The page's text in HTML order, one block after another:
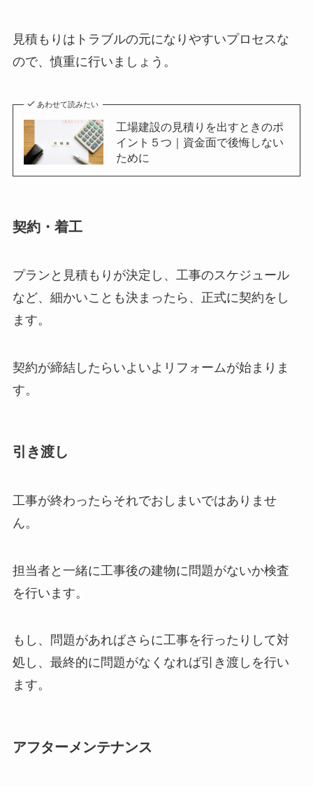
見積もりはトラブルの元になりやすいプロセスな
ので、慎重に行いましょう。
あわせて読みたい
工場建設の見積りを出すときのポ
イント５つ｜資金面で後悔しない
ために
契約・着工
プランと見積もりが決定し、工事のスケジュール
など、細かいことも決まったら、正式に契約をし
ます。
契約が締結したらいよいよリフォームが始まりま
す。
引き渡し
工事が終わったらそれでおしまいではありませ
ん。
担当者と一緒に工事後の建物に問題がないか検査
を行います。
もし、問題があればさらに工事を行ったりして対
処し、最終的に問題がなくなれば引き渡しを行い
ます。
アフターメンテナンス